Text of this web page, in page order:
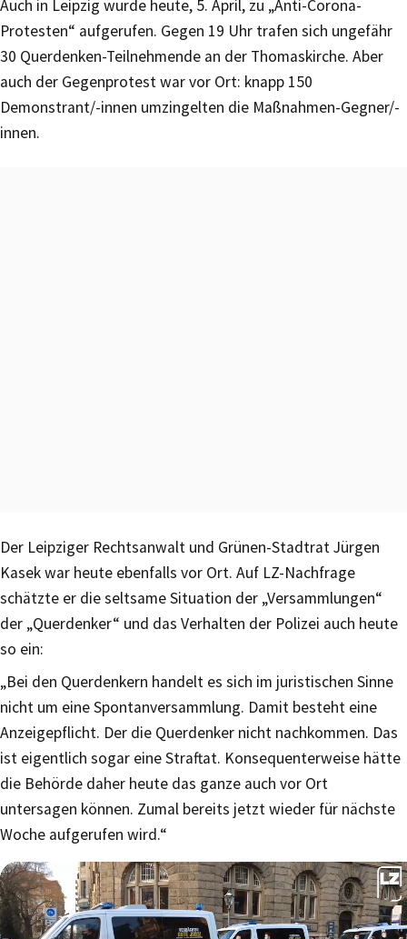
Auch in Leipzig wurde heute, 5. April, zu „Anti-Corona-
Protesten“ aufgerufen. Gegen 19 Uhr trafen sich ungefähr
30 Querdenken-Teilnehmende an der Thomaskirche. Aber
auch der Gegenprotest war vor Ort: knapp 150
Demonstrant/-innen umzingelten die Maßnahmen-Gegner/-
innen.
Der Leipziger Rechtsanwalt und Grünen-Stadtrat Jürgen
Kasek war heute ebenfalls vor Ort. Auf LZ-Nachfrage
schätzte er die seltsame Situation der „Versammlungen“
der „Querdenker“ und das Verhalten der Polizei auch heute
so ein:
„Bei den Querdenkern handelt es sich im juristischen Sinne
nicht um eine Spontanversammlung. Damit besteht eine
Anzeigepflicht. Der die Querdenker nicht nachkommen. Das
ist eigentlich sogar eine Straftat. Konsequenterweise hätte
die Behörde daher heute das ganze auch vor Ort
untersagen können. Zumal bereits jetzt wieder für nächste
Woche aufgerufen wird.“